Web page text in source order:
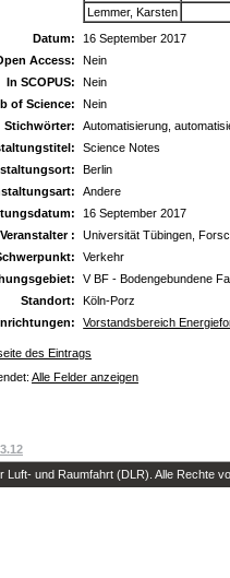
Lemmer, Karsten
Datum:
16 September 2017
Access:
Nein
In SCOPUS:
Nein
of Science:
Nein
Stichwörter:
Automatisierung,
Science Notes
Berlin
Andere
16 September 2017
Veranstalter :
Universität Tübingen,
Verkehr
V BF - Bodengebundene
Standort:
Köln-Porz
Vorstandsbereich
des Eintrags
Alle Felder anzeigen
und Raumfahrt (DLR). Alle Rechte